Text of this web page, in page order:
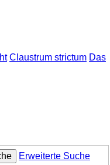
Claustrum strictum Das
Erweiterte Suche